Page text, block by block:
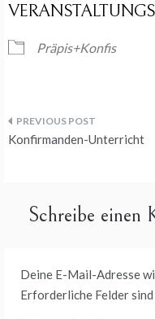
Präpis+Konfis
Konfirmanden-Unterricht
Schreibe einen
Deine E-Mail-Adresse
Erforderliche Felder